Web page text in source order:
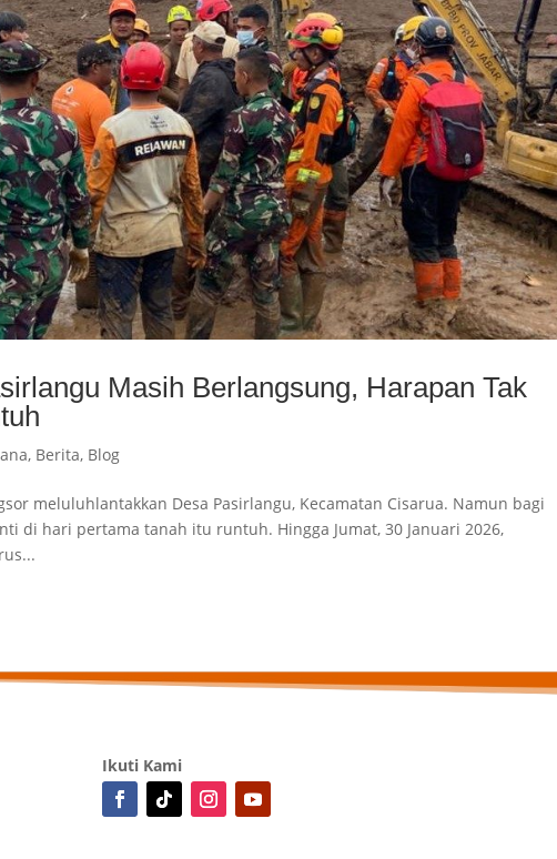
Masih Berlangsung, Harapan Tak
, Berita, Blog
meluluhlantakkan Desa Pasirlangu, Kecamatan Cisarua. Namun bagi
di hari pertama tanah itu runtuh. Hingga Jumat, 30 Januari 2026,
Ikuti Kami